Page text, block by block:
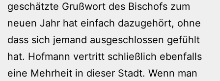
geschätzte Grußwort des Bischofs zum
neuen Jahr hat einfach dazugehört, ohne
dass sich jemand ausgeschlossen gefühlt
hat. Hofmann vertritt schließlich ebenfalls
eine Mehrheit in dieser Stadt. Wenn man